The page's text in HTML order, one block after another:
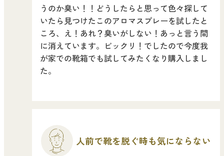
ストレケアアロマ
うのか臭い！！どうしたらと思って色々探して
いたら見つけたこのアロマスプレーを試したと
ころ、え！あれ？臭いがしない！あっと言う間
に消えています。ビックリ！でしたので今度我
が家での靴箱でも試してみたくなり購入しまし
た。
人前で靴を脱ぐ時も気にならない